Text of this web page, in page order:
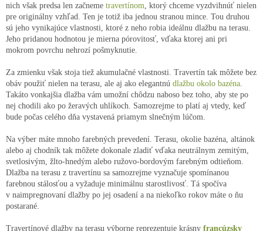
nich však predsa len začneme travertínom , ktorý chceme vyzdvihnúť nielen
pre originálny vzhľad. Ten je totiž iba jednou stranou mince. Tou druhou
sú jeho vynikajúce vlastnosti, ktoré z neho robia ideálnu dlažbu na terasu.
Jeho pridanou hodnotou je mierna pórovitosť, vďaka ktorej ani pri
mokrom povrchu nehrozí pošmyknutie.
Za zmienku však stoja tiež akumulačné vlastnosti. Travertín tak môžete bez
obáv použiť nielen na terasu, ale aj ako elegantnú dlažbu okolo bazéna
Takáto vonkajšia dlažba vám umožní chôdzu naboso bez toho, aby ste po
nej chodili ako po žeravých uhlíkoch. Samozrejme to platí aj vtedy, keď
bude počas celého dňa vystavená priamym slnečným lúčom.
Na výber máte mnoho farebných prevedení. Terasu, okolie bazéna, altánok
alebo aj chodník tak môžete dokonale zladiť vďaka neutrálnym zemitým,
svetlosivým, žlto-hnedým alebo ružovo-bordovým farebným odtieňom.
Dlažba na terasu z travertínu sa samozrejme vyznačuje spomínanou
farebnou stálosťou a vyžaduje minimálnu starostlivosť. Tá spočíva
v naimpregnovaní dlažby po jej osadení a na niekoľko rokov máte o ňu
postarané.
Travertínové dlažby na terasu výborne reprezentuje krásny francúzsky